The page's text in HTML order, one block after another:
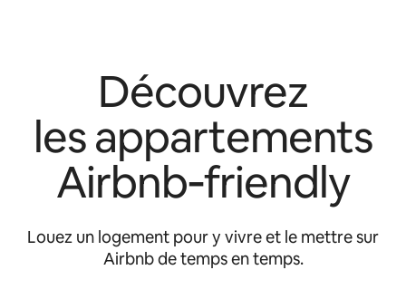
Découvrez
les appartements
Airbnb‑friendly
Louez un logement pour y vivre et le mettre sur
Airbnb de temps en temps.